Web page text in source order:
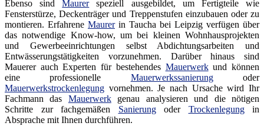
Ebenso sindMaurerspeziell ausgebildet, um Fertigteile wie
Fensterstürze, Deckenträger und Treppenstufen einzubauen oder zu
montieren. Erfahrene Maurerin Taucha bei Leipzig verfügen über
das notwendige Know-how, um bei kleinen Wohnhausprojekten
und Gewerbeeinrichtungen selbst Abdichtungsarbeiten und
Entwässerungstätigkeiten vorzunehmen. Darüber hinaus sind
Mauerer auch Experten für bestehendes Mauerwerkund können
eine professionelle Mauerwerkssanierungoder
Mauerwerkstrockenlegung vornehmen. Je nach Ursache wird Ihr
Fachmann das Mauerwerkgenau analysieren und die nötigen
Schritte zur fachgemäßen Sanierungoder Trockenlegungin
Absprache mit Ihnen durchführen.